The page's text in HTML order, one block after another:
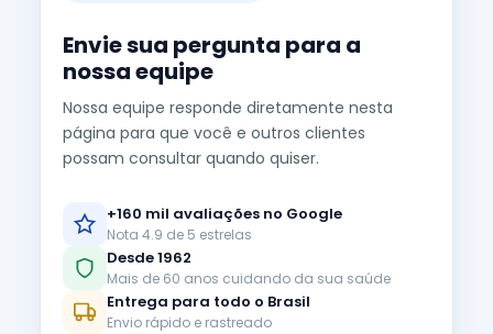
Envie sua pergunta para a
nossa equipe
Nossa equipe responde diretamente nesta
página para que você e outros clientes
possam consultar quando quiser.
+160 mil avaliações no Google
Nota 4.9 de 5 estrelas
Desde 1962
Mais de 60 anos cuidando da sua saúde
Entrega para todo o Brasil
Envio rápido e rastreado